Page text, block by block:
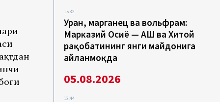
15:32
Уран, марганец ва вольфрам:
Марказий Осиё — АҚШ ва Хитой
рақобатининг янги майдонига
айланмоқда
05.08.2026
13:44